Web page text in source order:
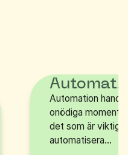
Automation
onödiga moment
det som är
automatisera...